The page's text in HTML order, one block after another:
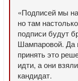
«Подписей мы
но там
подписи будут
Шампаровой. Да
принять это
идти, а они
кандидат.